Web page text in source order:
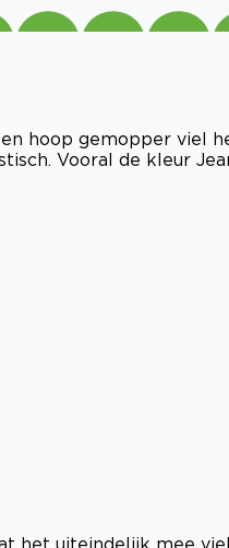
hoop gemopper viel
Vooral de kleur
het uiteindelijk mee